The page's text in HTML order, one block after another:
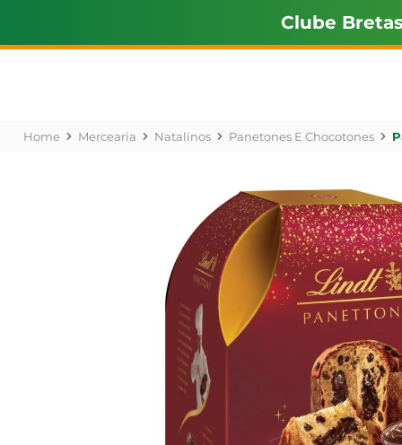
Clube Bretas
Mercearia Natalinos Panetones E Chocotones